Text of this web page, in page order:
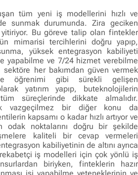
tüm yeni iş modellerini hızlı ve
sunmak durumunda. Zira geciken
Bu göreve talip olan fintekler
mimarisi tercihlerini doğru yapıp,
yüksek entegrasyon kabiliyeti
yapabilme ve 7/24 hizmet verebilme
sektöre her bakımdan güven vermek
öğrenimi gibi sürekli gelişen
yatırım yapıp, buteknolojilerin
süreçlerinde dikkate almalıdır.
vazgeçilmez bir diğer konu da
kapsamı o kadar hızlı artıyor ve
odak noktalarını doğru bir şekilde
kaliteli bir cevap vermeleri
kabiliyetinin de altını ayrıca
iş modelleri için çok yönlü iş
biriyken, finteklerin hazır